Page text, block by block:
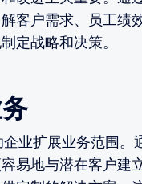
客户需求、员工绩
定战略和决策。
业扩展业务范围。
易地与潜在客户建